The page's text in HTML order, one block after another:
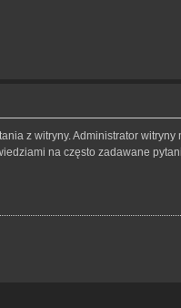
z witryny. Administrator
na często zadawane